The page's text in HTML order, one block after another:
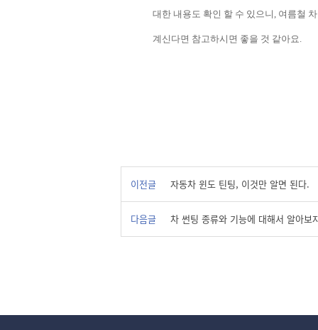
대한 내용도 확인 할 수 있으니 , 여름철
계신다면 참고하시면 좋을 것 같아요.
이전글 자동차 윈도 틴팅, 이것만 알면 된다.
다음글 차 썬팅 종류와 기능에 대해서 알아보